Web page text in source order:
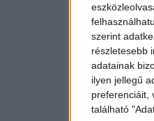
szerint
részletesebb
adatainak
ilyen jellegű
preferenciáit,
található